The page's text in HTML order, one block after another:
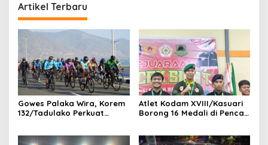
Artikel Terbaru
Gowes Palaka Wira, Korem
132/Tadulako Perkuat
Atlet Kodam XVIII/Kasuari
Borong 16 Medali di Pencak